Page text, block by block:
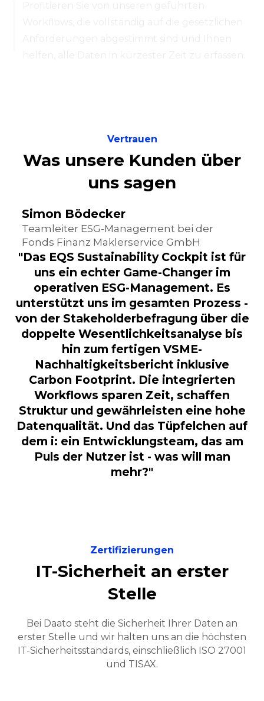
Was unsere Kunden über
uns sagen
Simon Bödecker
Fonds Finanz Maklerservice GmbH
"Das EQS Sustainability Cockpit ist für
uns ein echter Game-Changer im
operativen ESG-Management. Es
unterstützt uns im gesamten Prozess -
von der Stakeholderbefragung über die
doppelte Wesentlichkeitsanalyse bis
hin zum fertigen VSME-
Nachhaltigkeitsbericht inklusive
Carbon Footprint. Die integrierten
Workflows sparen Zeit, schaffen
Struktur und gewährleisten eine hohe
Datenqualität. Und das Tüpfelchen auf
dem i: ein Entwicklungsteam, das am
Puls der Nutzer ist - was will man
mehr?"
IT-Sicherheit an erster
Stelle
Bei Daato steht die Sicherheit Ihrer Daten an
IT-Sicherheitsstandards, einschließlich ISO 27001
und TISAX.